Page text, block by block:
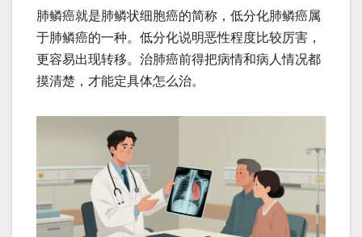
肺鳞癌就是肺鳞状细胞癌的简称，低分化肺鳞癌属
于肺鳞癌的一种。低分化说明恶性程度比较厉害，
更容易出现转移。治肺癌前得把病情和病人情况都
摸清楚，才能定具体怎么治。